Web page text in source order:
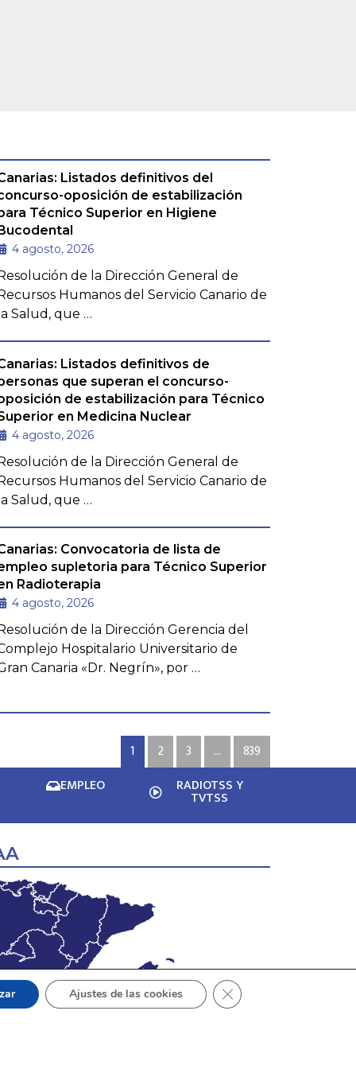
Listados definitivos del
oposición de estabilización
Técnico Superior en Higiene
4 agosto, 2026
de la Dirección General de
Humanos del Servicio Canario de
la Salud, que …
Listados definitivos de
que superan el concurso-
de estabilización para Técnico
en Medicina Nuclear
4 agosto, 2026
de la Dirección General de
Humanos del Servicio Canario de
la Salud, que …
Convocatoria de lista de
supletoria para Técnico Superior
Radioterapia
4 agosto, 2026
de la Dirección Gerencia del
Hospitalario Universitario de
Canaria «Dr. Negrín», por …
1 2 3 …
839
EMPLEO RADIOTSS Y
TVTSS
Ajustes de las cookies Cerrar el banner de